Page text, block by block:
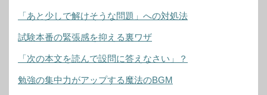
「あと少しで解けそうな問題」への対処法
試験本番の緊張感を抑える裏ワザ
「次の本文を読んで設問に答えなさい」？
勉強の集中力がアップする魔法のBGM